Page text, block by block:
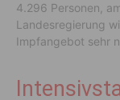
4.296 Personen,
Landesregierung
Impfangebot sehr